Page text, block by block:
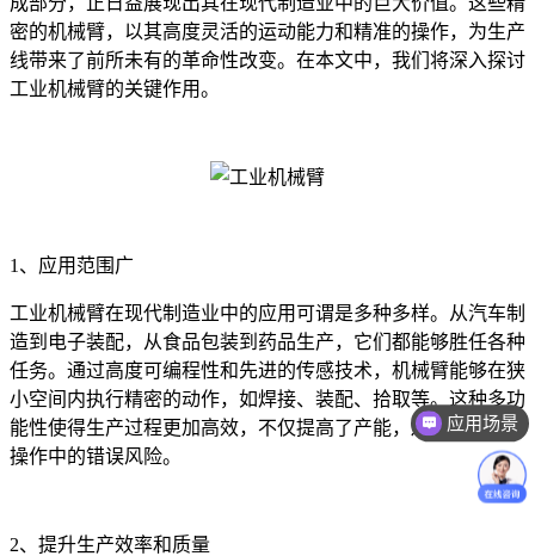
密的机械臂，以其高度灵活的运动能力和精准的操作，为生产
线带来了前所未有的革命性改变。在本文中，我们将深入探讨
工业机械臂的关键作用。
1、应用范围广
工业机械臂在现代制造业中的应用可谓是多种多样。从汽车制
造到电子装配，从食品包装到药品生产，它们都能够胜任各种
任务。通过高度可编程性和先进的传感技术，机械臂能够在狭
小空间内执行精密的动作，如焊接、装配、拾取等。这种多功
能性使得生产过程更加高效，不仅提高了产能，还降低了人工
操作中的错误风险。
2、提升生产效率和质量
应用场景